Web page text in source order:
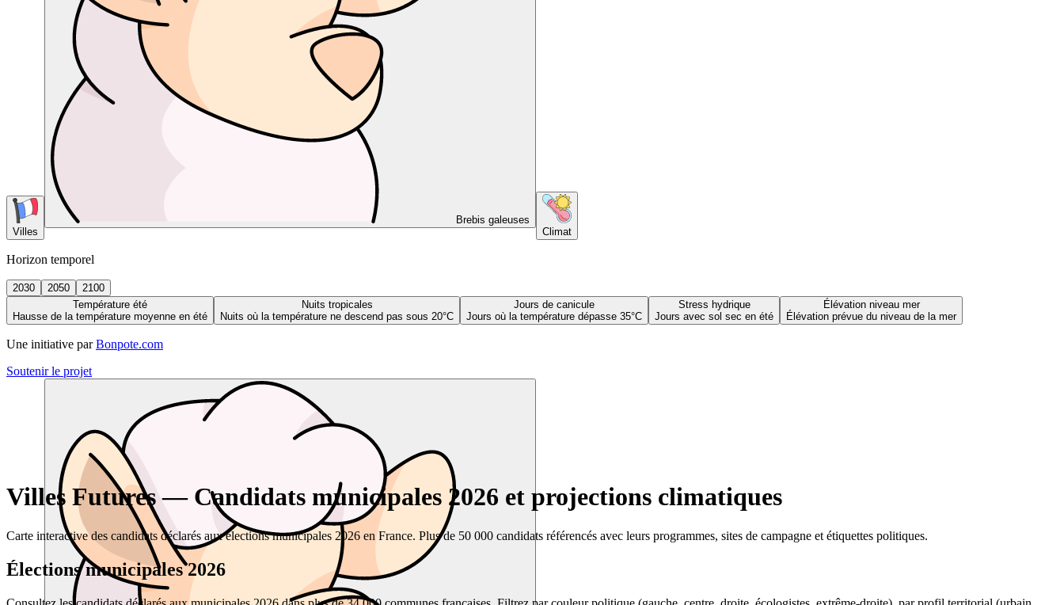
Villes
Brebis galeuses
Climat
Horizon temporel
2030 2050
2100
Température été
Hausse de la température moyenne en été
Nuits tropicales
Nuits où la température ne descend pas sous 20°C
Jours de canicule
Jours où la température dépasse 35°C
Stress hydrique
Jours avec sol sec en été
Élévation niveau mer
Élévation prévue du niveau de la mer
Une initiative par Bonpote.com
Soutenir le projet
Villes Futures — Candidats municipales 2026 et projections climatiques
Carte interactive des candidats déclarés aux élections municipales 2026 en France. Plus de 50 000 candidats référencés avec leurs programmes, sites de campagne et étiquettes politiques.
Élections municipales 2026